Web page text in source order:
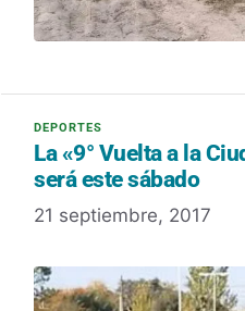
La «9° Vuelta a la
será este sábado
21 septiembre, 2017